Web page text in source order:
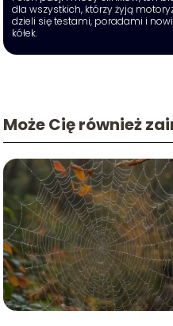
dla wszystkich, którzy żyją
dzieli się testami, poradami i
kółek.
Może Cię również